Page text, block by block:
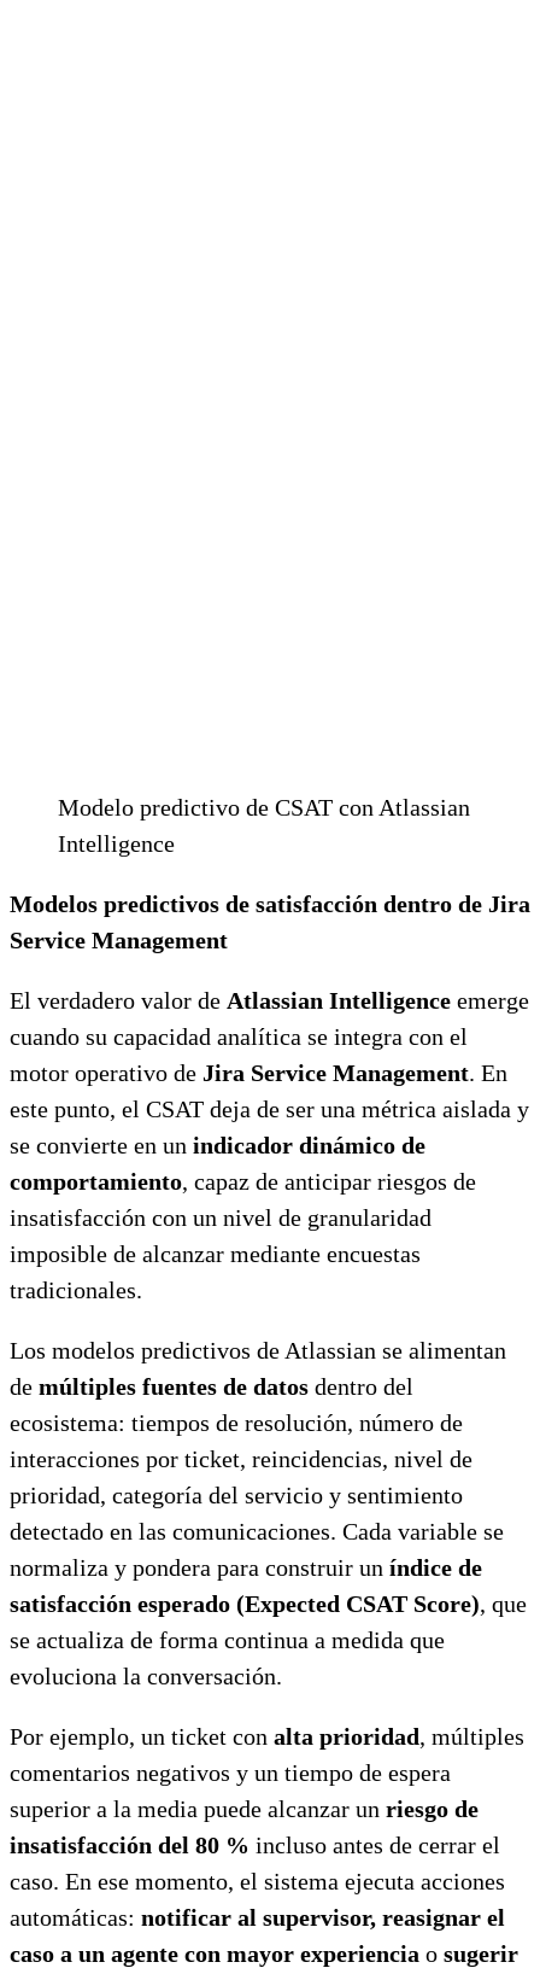
Modelo predictivo de CSAT con Atlassian
Intelligence
Modelos predictivos de satisfacción dentro de Jira
Service Management
El verdadero valor de Atlassian Intelligence emerge
cuando su capacidad analítica se integra con el
motor operativo de Jira Service Management. En
este punto, el CSAT deja de ser una métrica aislada y
se convierte en un indicador dinámico de
comportamiento, capaz de anticipar riesgos de
insatisfacción con un nivel de granularidad
imposible de alcanzar mediante encuestas
tradicionales.
Los modelos predictivos de Atlassian se alimentan
de múltiples fuentes de datos dentro del
ecosistema: tiempos de resolución, número de
interacciones por ticket, reincidencias, nivel de
prioridad, categoría del servicio y sentimiento
detectado en las comunicaciones. Cada variable se
normaliza y pondera para construir un índice de
satisfacción esperado (Expected CSAT Score), que
se actualiza de forma continua a medida que
evoluciona la conversación.
Por ejemplo, un ticket con alta prioridad, múltiples
comentarios negativos y un tiempo de espera
superior a la media puede alcanzar un riesgo de
insatisfacción del 80 % incluso antes de cerrar el
caso. En ese momento, el sistema ejecuta acciones
automáticas: notificar al supervisor, reasignar el
caso a un agente con mayor experiencia o sugerir